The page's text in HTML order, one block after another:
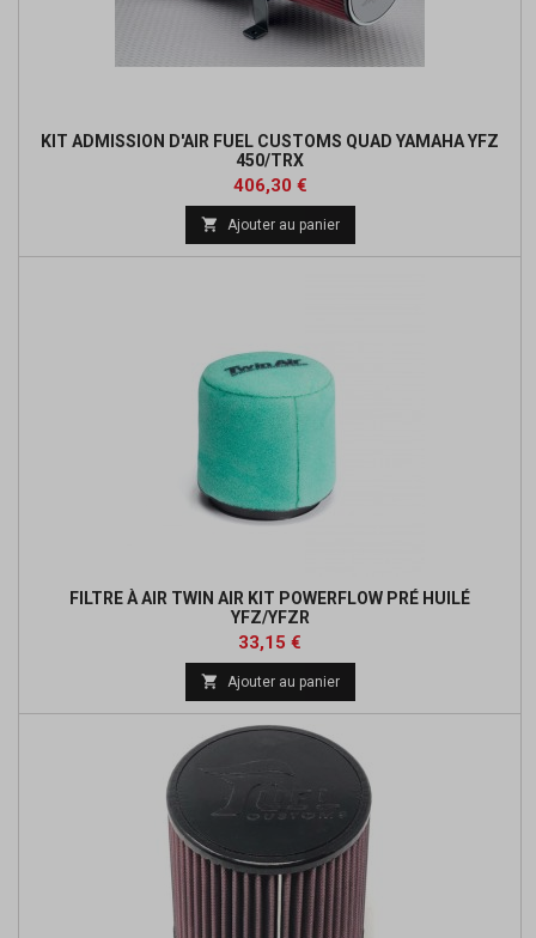
KIT ADMISSION D'AIR FUEL CUSTOMS QUAD YAMAHA YFZ
450/TRX
Prix
406,30 €Prix
de
base
 Ajouter au panier
FILTRE À AIR TWIN AIR KIT POWERFLOW PRÉ HUILÉ
YFZ/YFZR
Prix
33,15 €
base
 Ajouter au panier